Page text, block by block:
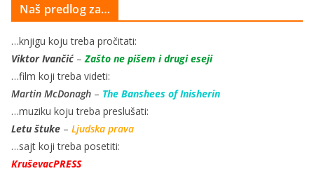
Naš predlog za…
…knjigu koju treba pročitati:
Viktor Ivančić– Zašto ne pišem i drugi eseji
…film koji treba videti:
Martin McDonagh – The Banshees of Inisherin
…muziku koju treba preslušati:
Letu štuke – Ljudska prava
…sajt koji treba posetiti:
KruševacPRESS